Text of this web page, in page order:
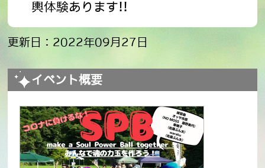
輿体験あります!!
更新日：2022年09月27日
イベント概要